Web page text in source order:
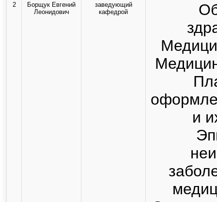
2
Борщук Евгений
Леонидович
заведующий
кафедрой
и